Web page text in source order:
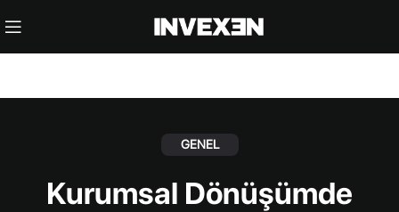
GENEL
Kurumsal Dönüşümde